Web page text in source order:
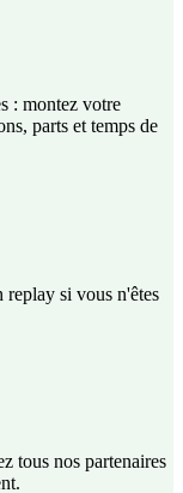
: montez votre
parts et temps de
replay si vous n'êtes
tous nos partenaires